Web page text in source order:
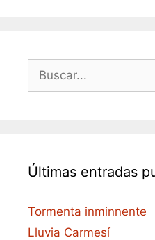
Buscar:
Últimas entradas
Tormenta inminnente
Lluvia Carmesí